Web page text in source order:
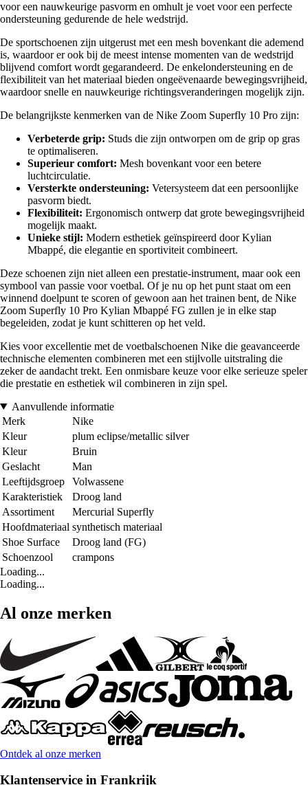
voor een nauwkeurige pasvorm en omhult je voet voor een perfecte
ondersteuning gedurende de hele wedstrijd.
De sportschoenen zijn uitgerust met een mesh bovenkant die ademend
is, waardoor er ook bij de meest intense momenten van de wedstrijd
blijvend comfort wordt gegarandeerd. De enkelondersteuning en de
flexibiliteit van het materiaal bieden ongeëvenaarde bewegingsvrijheid,
waardoor snelle en nauwkeurige richtingsveranderingen mogelijk zijn.
De belangrijkste kenmerken van de Nike Zoom Superfly 10 Pro zijn:
Verbeterde grip: Studs die zijn ontworpen om de grip op gras
te optimaliseren.
Superieur comfort: Mesh bovenkant voor een betere
luchtcirculatie.
Versterkte ondersteuning: Vetersysteem dat een persoonlijke
pasvorm biedt.
Flexibiliteit: Ergonomisch ontwerp dat grote bewegingsvrijheid
mogelijk maakt.
Unieke stijl: Modern esthetiek geïnspireerd door Kylian
Mbappé, die elegantie en sportiviteit combineert.
Deze schoenen zijn niet alleen een prestatie-instrument, maar ook een
symbool van passie voor voetbal. Of je nu op het punt staat om een
winnend doelpunt te scoren of gewoon aan het trainen bent, de Nike
Zoom Superfly 10 Pro Kylian Mbappé FG zullen je in elke stap
begeleiden, zodat je kunt schitteren op het veld.
Kies voor excellentie met de voetbalschoenen Nike die geavanceerde
technische elementen combineren met een stijlvolle uitstraling die
zeker de aandacht trekt. Een onmisbare keuze voor elke serieuze speler
die prestatie en esthetiek wil combineren in zijn spel.
Aanvullende informatie
Merk
Nike
Kleur
plum eclipse/metallic silver
Kleur
Bruin
Geslacht
Man
Leeftijdsgroep
Volwassene
Karakteristiek
Droog land
Assortiment
Mercurial Superfly
Hoofdmateriaal synthetisch materiaal
Shoe Surface
Droog land (FG)
Schoenzool
crampons
Loading...
Loading...
Al onze merken
Ontdek al onze merken
Klantenservice in Frankrijk